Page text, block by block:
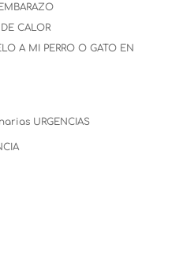
CALOR
A MI PERRO O GATO EN
URGENCIAS